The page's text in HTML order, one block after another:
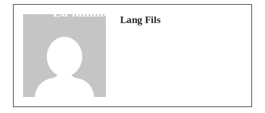
La famille FC en demi-finale
Lang Fils